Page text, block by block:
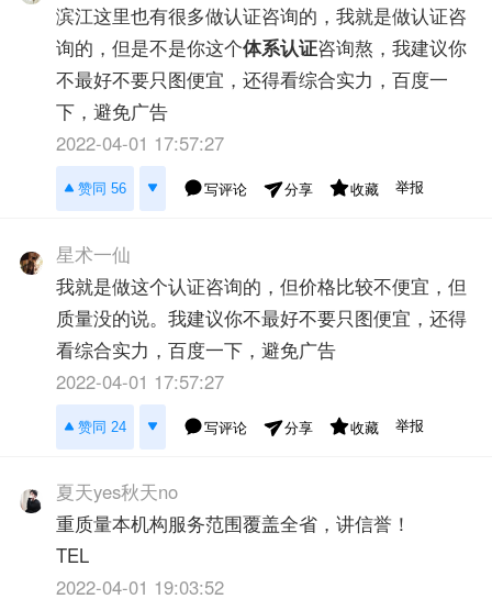
滨江这里也有很多做认证咨询的，我就是做认证咨
询的，但是不是你这个体系认证咨询熬，我建议你
不最好不要只图便宜，还得看综合实力，百度一
下，避免广告
2022-04-01 17:57:27
赞同 56 写评论 分享 收藏 举报
星术一仙
我就是做这个认证咨询的，但价格比较不便宜，但
质量没的说。我建议你不最好不要只图便宜，还得
看综合实力，百度一下，避免广告
2022-04-01 17:57:27
赞同 24 写评论 分享 收藏 举报
夏天yes秋天no
重质量本机构服务范围覆盖全省，讲信誉！
TEL
2022-04-01 19:03:52